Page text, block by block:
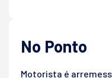
No Ponto
Motorista é